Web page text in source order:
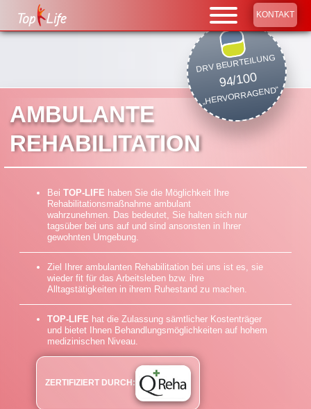
KONTAKT
AMBULANTE
REHABILITATION
Bei TOP-LIFE haben Sie die Möglichkeit Ihre
Rehabilitationsmaßnahme ambulant
wahrzunehmen. Das bedeutet, Sie halten sich nur
tagsüber bei uns auf und sind ansonsten in Ihrer
gewohnten Umgebung.
Ziel Ihrer ambulanten Rehabilitation bei uns ist es, sie
wieder fit für das Arbeitsleben bzw. ihre
Alltagstätigkeiten in ihrem Ruhestand zu machen.
TOP-LIFE hat die Zulassung sämtlicher Kostenträger
und bietet Ihnen Behandlungsmöglichkeiten auf hohem
medizinischen Niveau.
ZERTIFIZIERT DURCH:
DRV BEURTEILUNG
94/100
„HERVORRAGEND“